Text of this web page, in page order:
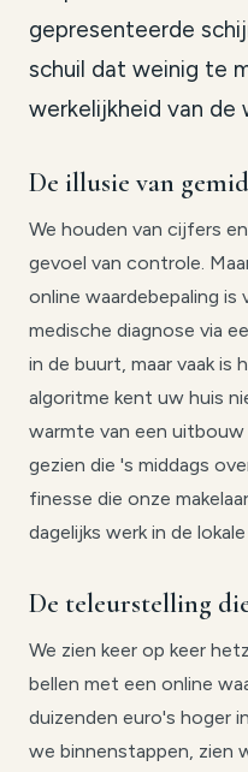
gepresenteerde
schuil dat weinig te
werkelijkheid van de
De illusie van
We houden van cijfers
gevoel van controle.
online waardebepaling is
medische diagnose via
in de buurt, maar vaak is
algoritme kent uw huis
warmte van een
gezien die 's middags
finesse die onze
dagelijks werk in de
De teleurstelling
We zien keer op keer
bellen met een online
duizenden euro's hoger
we binnenstappen, zien